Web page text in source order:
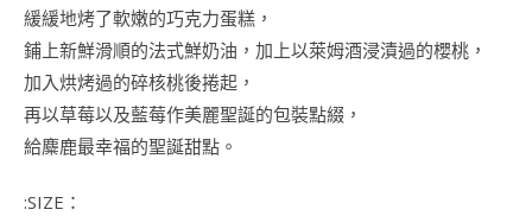
緩緩地烤了軟嫩的巧克力蛋糕，
鋪上新鮮滑順的法式鮮奶油，加上以萊姆酒浸漬過的櫻桃，
加入烘烤過的碎核桃後捲起，
再以草莓以及藍莓作美麗聖誕的包裝點綴，
給麋鹿最幸福的聖誕甜點。
:SIZE：